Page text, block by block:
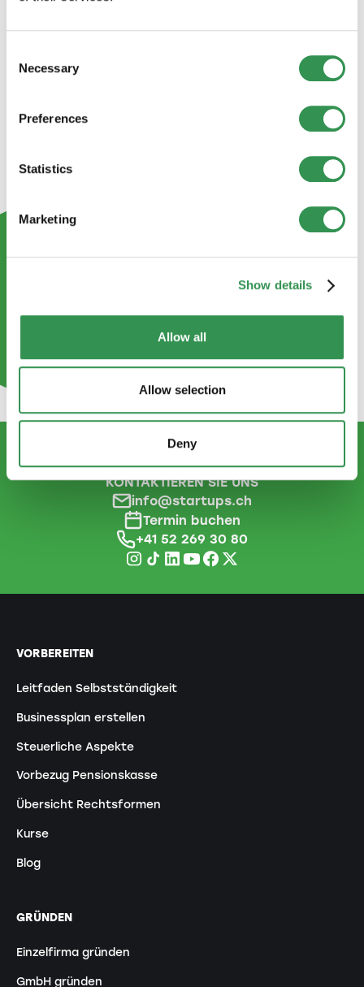
Selection
Necessary
Preferences
Statistics
Marketing
Show details
Allow all
Allow selection
Deny
KONTAKTIEREN SIE UNS
info@startups.ch
Termin buchen
+41 52 269 30 80
VORBEREITEN
Leitfaden Selbstständigkeit
Businessplan erstellen
Steuerliche Aspekte
Vorbezug Pensionskasse
Übersicht Rechtsformen
Kurse
Blog
GRÜNDEN
Einzelfirma gründen
GmbH gründen